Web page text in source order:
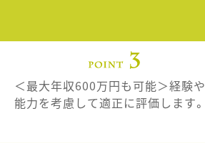
＜最大年収600万円も可能＞経験や
能力を考慮して適正に評価します。